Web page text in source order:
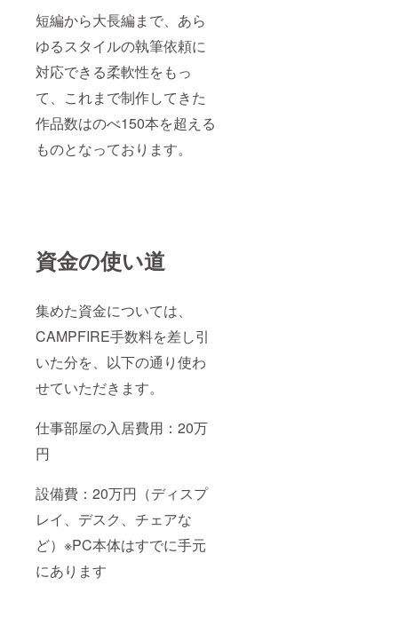
短編から大長編まで、あら
ゆるスタイルの執筆依頼に
対応できる柔軟性をもっ
て、これまで制作してきた
作品数はのべ150本を超える
ものとなっております。
資金の使い道
集めた資金については、
CAMPFIRE手数料を差し引
いた分を、以下の通り使わ
せていただきます。
仕事部屋の入居費用：20万
円
設備費：20万円（ディスプ
レイ、デスク、チェアな
ど）※PC本体はすでに手元
にあります